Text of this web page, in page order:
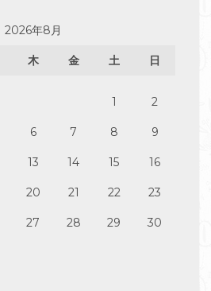
2026年8月
木 金 土 日
1 2
6 7 8 9
13 14 15 16
20 21 22 23
27 28 29 30